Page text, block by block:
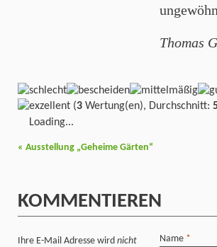
Thomas
(3 Wertung(en), Durchschnitt:
Loading...
« Ausstellung „Geheime Gärten“
KOMMENTIEREN
Ihre E-Mail Adresse wird nicht
Name *